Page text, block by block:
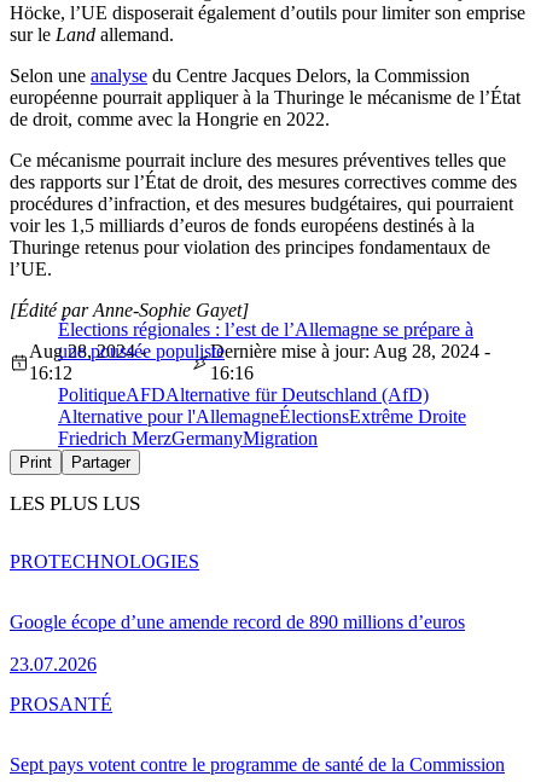
Höcke, l’UE disposerait également d’outils pour limiter son emprise
sur le Land allemand.
Selon une analyse du Centre Jacques Delors, la Commission
européenne pourrait appliquer à la Thuringe le mécanisme de l’État
de droit, comme avec la Hongrie en 2022.
Ce mécanisme pourrait inclure des mesures préventives telles que
des rapports sur l’État de droit, des mesures correctives comme des
procédures d’infraction, et des mesures budgétaires, qui pourraient
voir les 1,5 milliards d’euros de fonds européens destinés à la
Thuringe retenus pour violation des principes fondamentaux de
l’UE.
Élections régionales : l’est de l’Allemagne se prépare à
une poussée populiste
[Édité par Anne-Sophie Gayet]
Aug 28, 2024 -
16:12
Dernière mise à jour: Aug 28, 2024 -
16:16
PolitiqueAFDAlternative für Deutschland (AfD)
Alternative pour l'AllemagneÉlectionsExtrême Droite
Friedrich MerzGermanyMigration
Print Partager
LES PLUS LUS
Google écope d’une amende record de 890 millions d’euros
23.07.2026
PROTECHNOLOGIES
Sept pays votent contre le programme de santé de la Commission
PROSANTÉ